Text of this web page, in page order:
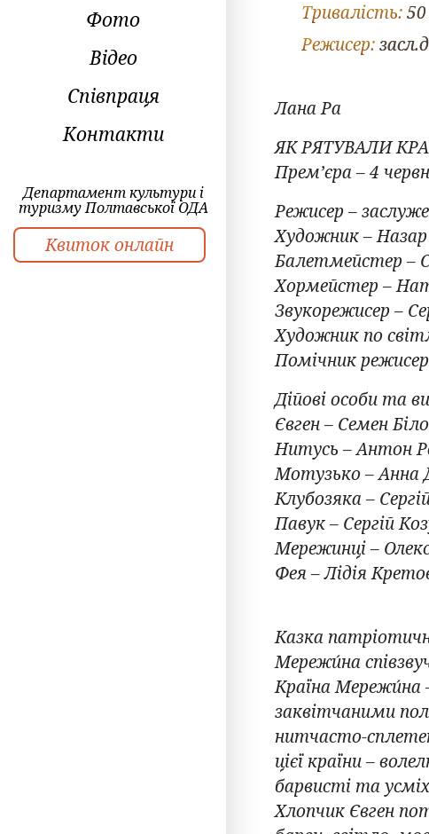
Фото
Відео
Співпраця
Контакти
Департамент культури і
туризму Полтавської ОДА
Квиток онлайн
Тривалість:
Режисер:
Лана Ра
ЯК РЯТУВАЛИ
Прем’єра – 4
Режисер –
Художник –
Балетмейстер –
Хормейстер –
Звукорежисер –
Художник по
Помічник
Дійові особи та
Євген – Семен
Нитусь – Антон
Мотузько – Анна
Клубозяка –
Павук – Сергій
Мережинці –
Фея – Лідія
Казка
Мережи́на
Країна
заквітчаними
нитчасто-
цієї країни –
барвисті та
Хлопчик Євген